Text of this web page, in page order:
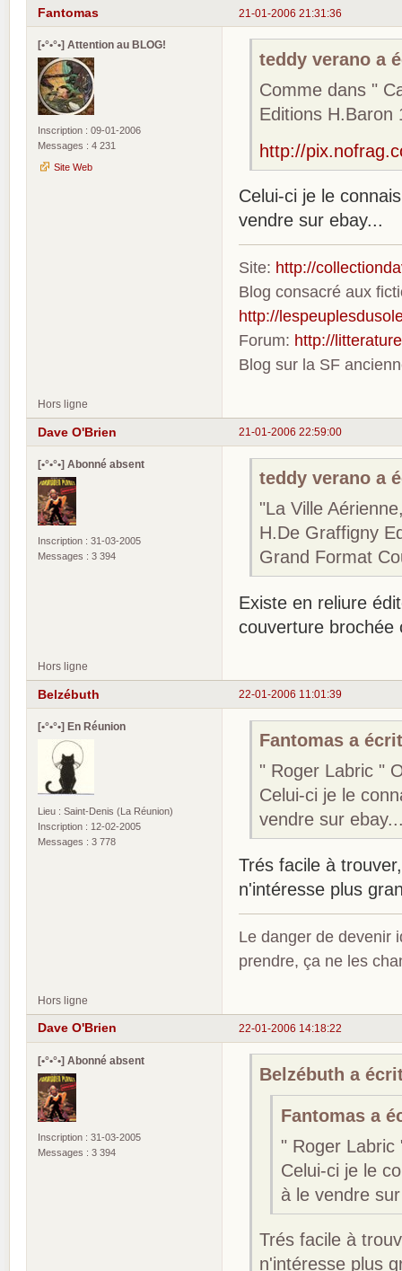
21-01-2006 21:31:36
Fantomas
[•°•°•] Attention au BLOG!
Inscription : 09-01-2006
Messages : 4 231
Site Web
teddy verano a
Comme dans "
Editions H.Baron
http://
Celui-ci je le
vendre sur ebay...
Site: http://
Blog consacré aux
http://
Forum: http://
Blog sur la SF
Hors ligne
21-01-2006 22:59:00
Dave O'Brien
[•°•°•] Abonné absent
Inscription : 31-03-2005
Messages : 3 394
teddy verano a
"La Ville
H.De Graffigny
Grand Format
Existe en reliure
couverture brochée
Hors ligne
22-01-2006 11:01:39
Belzébuth
[•°•°•] En Réunion
Lieu : Saint-Denis (La Réunion)
Inscription : 12-02-2005
Messages : 3 778
Fantomas a
" Roger Labric "
Celui-ci je le
vendre sur
Trés facile à
n'intéresse plus
Le danger de devenir
prendre, ça ne les
Hors ligne
22-01-2006 14:18:22
Dave O'Brien
[•°•°•] Abonné absent
Inscription : 31-03-2005
Messages : 3 394
Belzébuth a
Fantomas a
" Roger Labric
Celui-ci je le
à le vendre
Trés facile à
n'intéresse plus